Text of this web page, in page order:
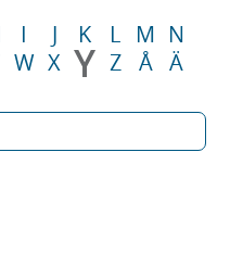
I J K L M N
W X Y Z Å Ä